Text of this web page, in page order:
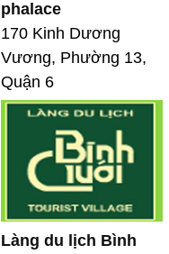
phalace
170 Kinh Dương
Vương, Phường 13,
Quận 6
Làng du lịch Bình